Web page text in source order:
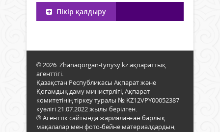
Пікір қалдыру
© 2026. Zhanaqorgan-tynysy.kz ақпараттық
агенттігі.
Қазақстан Республикасы Ақпарат және
Қоғамдық даму министрлігі, Ақпарат
комитетінің тіркеу туралы № KZ12VPY00052387
куәлігі 21.07.2022 жылы берілген.
® Агенттік сайтында жарияланған барлық
мақалалар мен фото-бейне материалдардың